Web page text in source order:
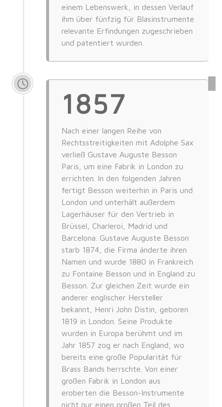
einem Lebenswerk, in dessen Verlauf
ihm über fünfzig für Blasinstrumente
relevante Erfindungen zugeschrieben
und patentiert wurden.
1857
Nach einer langen Reihe von
Rechtsstreitigkeiten mit Adolphe Sax
verließ Gustave Auguste Besson
Paris, um eine Fabrik in London zu
errichten. In den folgenden Jahren
fertigt Besson weiterhin in Paris und
London und unterhält außerdem
Lagerhäuser für den Vertrieb in
Brüssel, Charleroi, Madrid und
Barcelona. Gustave Auguste Besson
starb 1874, die Firma änderte ihren
Namen und wurde 1880 in Frankreich
zu Fontaine Besson und in England zu
Besson. Zur gleichen Zeit wurde ein
anderer englischer Hersteller
bekannt, Henri John Distin, geboren
1819 in London. Seine Produkte
wurden in Europa berühmt und im
Jahr 1857 zog er nach England, wo
bereits eine große Popularität für
Brass Bands herrschte. Von einer
großen Fabrik in London aus
eroberten die Besson-Instrumente
nicht nur einen großen Teil des